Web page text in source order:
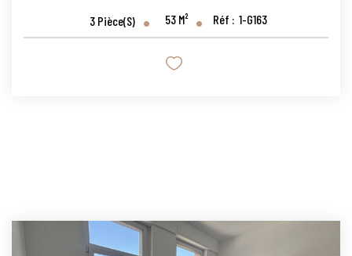
3 Pièce(s) 53 M² Réf : 1-G163